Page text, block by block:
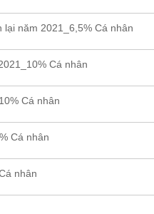
năm 2021_6,5% Cá nhân
Cá nhân
Cá nhân
Cá nhân
nhân